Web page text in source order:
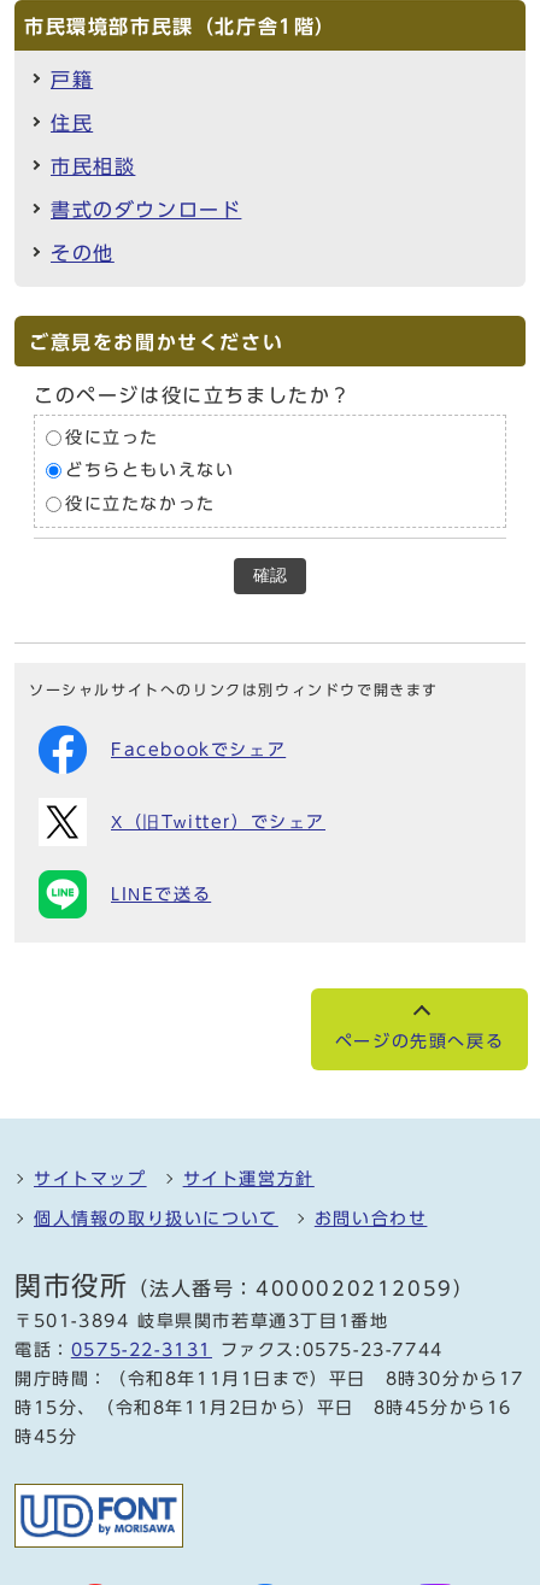
市民環境部市民課（北庁舎1階）
戸籍
住民
市民相談
書式のダウンロード
その他
ご意見をお聞かせください
このページは役に立ちましたか？
役に立った
どちらともいえない
役に立たなかった
確認
ソーシャルサイトへのリンクは別ウィンドウで開きます
Facebookでシェア
X（旧Twitter）でシェア
LINEで送る
ページの先頭へ戻る
サイトマップ サイト運営方針
個人情報の取り扱いについて お問い合わせ
関市役所 （法人番号：4000020212059）
〒501-3894 岐阜県関市若草通3丁目1番地
電話： 0575-22-3131
ファクス:0575-23-7744
開庁時間：（令和8年11月1日まで）平日 8時30分から17
時15分、（令和8年11月2日から）平日 8時45分から16
時45分